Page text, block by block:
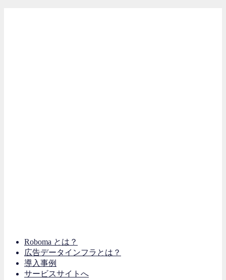
Roboma とは？
広告データインフラとは？
導入事例
サービスサイトへ